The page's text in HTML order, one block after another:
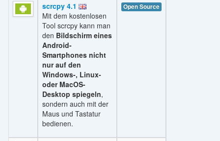
scrcpy 4.1
Mit dem kostenlosen
Tool scrcpy kann man
den Bildschirm eines
Android-
Smartphones nicht
nur auf den
Windows-, Linux-
oder MacOS-
Desktop spiegeln,
sondern auch mit der
Maus und Tastatur
bedienen.
Open Source